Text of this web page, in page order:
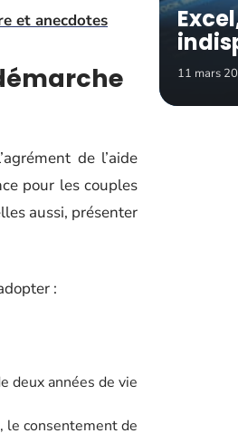
et anecdotes
de l’aide
pour les couples
aussi, présenter
:
deux années de vie
le consentement de
11 mars